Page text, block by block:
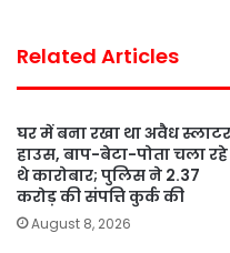
Related Articles
घर में बना रखा था अवैध स्लाटर
हाउस, बाप-बेटा-पोता चला रहे
थे कारोबार; पुलिस ने 2.37
करोड़ की संपत्ति कुर्क की
August 8, 2026